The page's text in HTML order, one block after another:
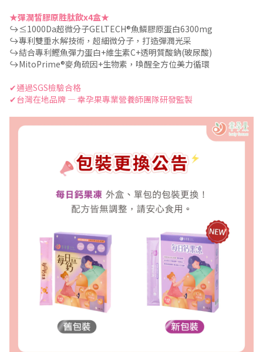
★彈潤皙膠原胜肽飲x4盒★
↪︎≤1000Da超微分子GELTECH®魚鱗膠原蛋白6300mg
↪︎專利雙重水解技術，超細微分子，打造彈潤光采
↪︎結合專利鰹魚彈力蛋白+維生素C+透明質酸鈉(玻尿酸)
↪︎MitoPrime®麥角硫因+生物素，喚醒全方位美力循環
✔通過SGS檢驗合格
✔台灣在地品牌 — 幸孕果專業營養師團隊研發監製